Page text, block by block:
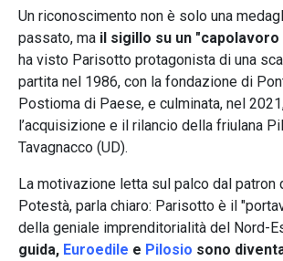
Un riconoscimento non è solo una
passato, ma il sigillo su un
ha visto Parisotto protagonista di una
partita nel 1986, con la fondazione di
Postioma di Paese, e culminata, nel
l’acquisizione e il rilancio della friulana
Tavagnacco (UD).
La motivazione letta sul palco dal patron
Potestà, parla chiaro: Parisotto è il
della geniale imprenditorialità del Nord-
guida, Euroedile e Pilosio sono